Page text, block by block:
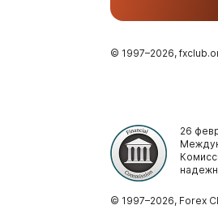
© 1997–2026,
26
© 1997–2026, Forex